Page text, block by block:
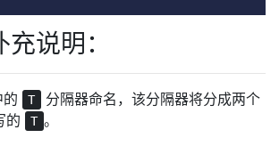
说明：
T
分隔器命名，该分隔器将分成两个
的
T 。